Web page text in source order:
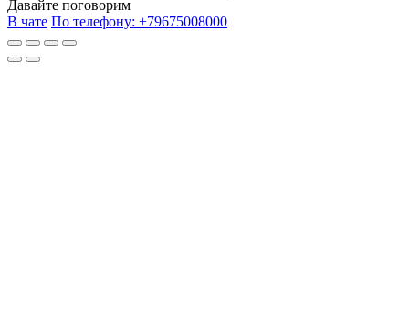
Давайте поговорим
В чате По телефону: +79675008000